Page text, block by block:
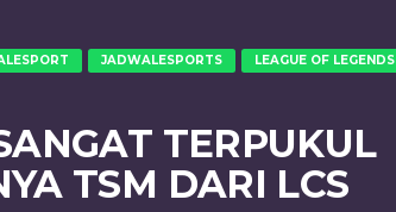
JADWALESPORTS
LEAGUE OF LEGENDS
TERPUKUL
TSM DARI LCS